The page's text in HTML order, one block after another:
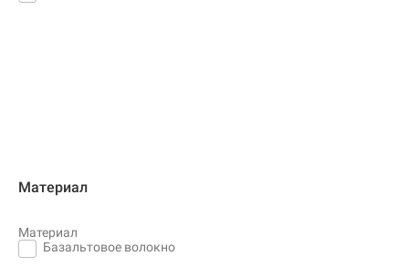
Материал
Материал
Базальтовое волокно